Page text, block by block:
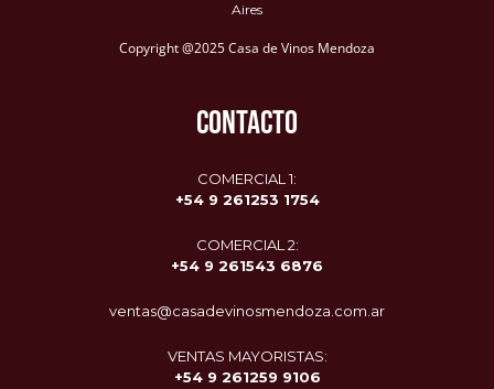
Aires
Copyright @2025 Casa de Vinos Mendoza
CONTACTO
COMERCIAL 1:
+54 9 261253 1754
COMERCIAL 2:
+54 9 261543 6876
ventas@casadevinosmendoza.com.ar
VENTAS MAYORISTAS:
+54 9 261259 9106